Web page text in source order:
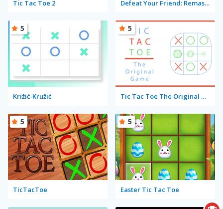
Tic Tac Toe 2 Defeat Your Friend: Remastered
Križić-Kružić
5
Tic Tac Toe The Original Game
5
TicTacToe
5
Easter Tic Tac Toe
5